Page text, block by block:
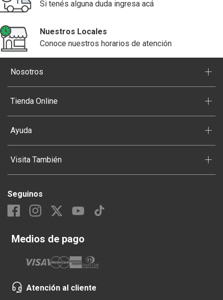
Si tenés alguna duda ingresa acá
Nuestros Locales
Conoce nuestros horarios de atención
Nosotros +
Tienda Online +
Ayuda +
Visita También +
Seguinos
Medios de pago
Atención al cliente